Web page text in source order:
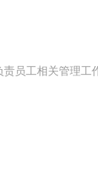
责员工相关管理工